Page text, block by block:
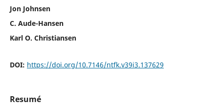
Jon Johnsen
C. Aude-Hansen
Karl O. Christiansen
DOI: https://doi.org/10.7146/ntfk.v39i3.137629
Resumé